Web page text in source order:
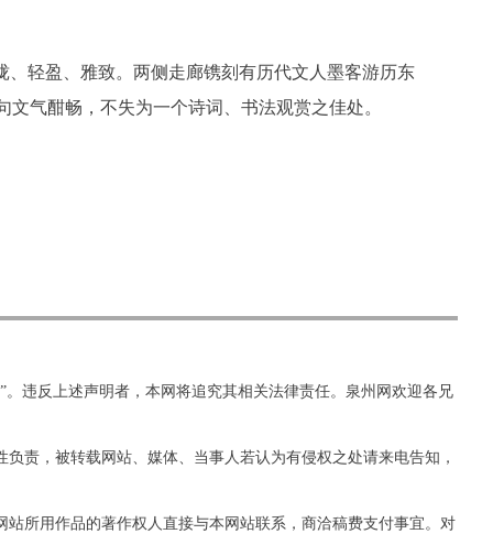
轻盈、雅致。两侧走廊镌刻有历代文人墨客游历东
气酣畅，不失为一个诗词、书法观赏之佳处。
违反上述声明者，本网将追究其相关法律责任。泉州网欢迎各兄
责，被转载网站、媒体、当事人若认为有侵权之处请来电告知，
所用作品的著作权人直接与本网站联系，商洽稿费支付事宜。对